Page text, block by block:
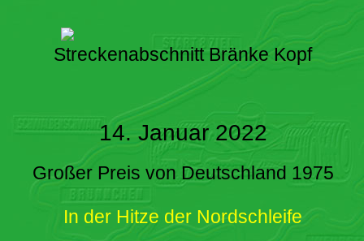
Streckenabschnitt Bränke Kopf
14. Januar 2022
Großer Preis von Deutschland 1975
In der Hitze der Nordschleife